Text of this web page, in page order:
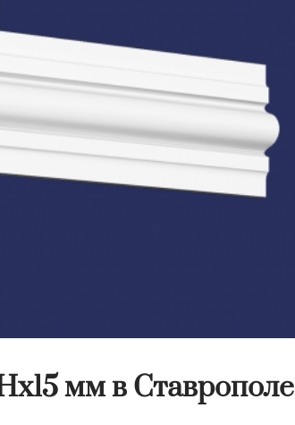
мм в Ставрополе